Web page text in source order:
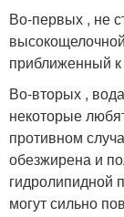
Во-первых , не
приближенный
Во-вторых ,
некоторые
противном
обезжирена и
гидролипидной
могут сильно